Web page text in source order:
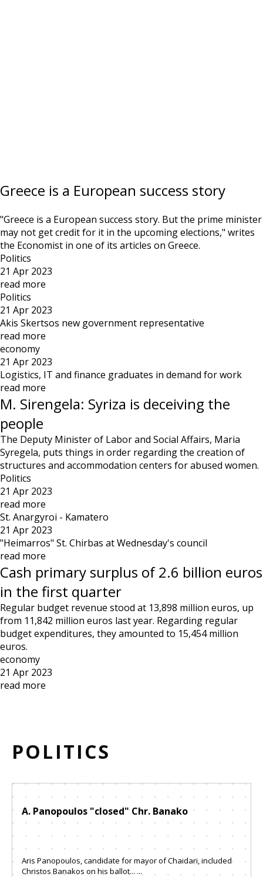
Greece is a European success story
"Greece is a European success story. But the prime minister
may not get credit for it in the upcoming elections," writes
the Economist in one of its articles on Greece.
Politics
21 Apr 2023
read more
Politics
21 Apr 2023
Akis Skertsos new government representative
read more
economy
21 Apr 2023
Logistics, IT and finance graduates in demand for work
read more
M. Sirengela: Syriza is deceiving the
people
The Deputy Minister of Labor and Social Affairs, Maria
Syregela, puts things in order regarding the creation of
structures and accommodation centers for abused women.
Politics
21 Apr 2023
read more
St. Anargyroi - Kamatero
21 Apr 2023
"Heimarros" St. Chirbas at Wednesday's council
read more
Cash primary surplus of 2.6 billion euros
in the first quarter
Regular budget revenue stood at 13,898 million euros, up
from 11,842 million euros last year. Regarding regular
budget expenditures, they amounted to 15,454 million
euros.
economy
21 Apr 2023
read more
POLITICS
A. Panopoulos "closed" Chr. Banako
Aris Panopoulos, candidate for mayor of Chaidari, included
Christos Banakos on his ballot... ...